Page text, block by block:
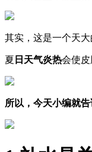
其实，这是一个天大
夏 日天气炎热会使皮
所以，今天小编就